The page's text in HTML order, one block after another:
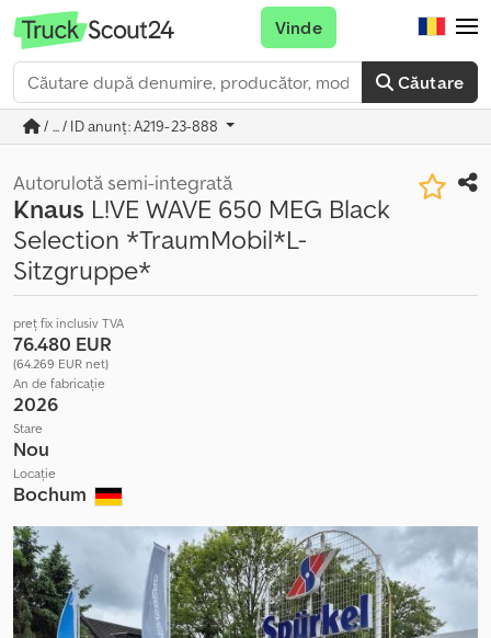
Căutare
Vinde
/ ... / ID anunț: A219-23-888
Autorulotă semi-integrată
Knaus L!VE WAVE 650 MEG Black
Selection *TraumMobil*L-
Sitzgruppe*
preț fix inclusiv TVA
76.480 EUR
(64.269 EUR net)
An de fabricație
2026
Stare
Nou
Locație
Bochum